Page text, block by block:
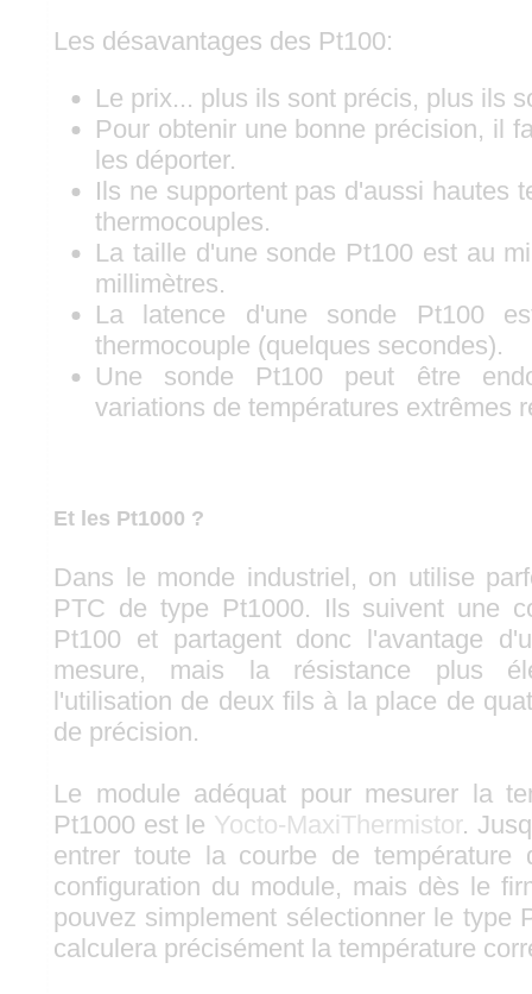
Les désavantages des Pt100:
Le prix... plus ils sont précis, plus ils
Pour obtenir une bonne précision, il
les déporter.
Ils ne supportent pas d'aussi hautes
thermocouples.
La taille d'une sonde Pt100 est au
millimètres.
La latence d'une sonde Pt100
thermocouple (quelques secondes).
Une sonde Pt100 peut être
variations de températures extrêmes
Et les Pt1000 ?
Dans le monde industriel, on utilise
PTC de type Pt1000. Ils suivent une
Pt100 et partagent donc l'avantage
mesure, mais la résistance plus
l'utilisation de deux fils à la place de
de précision.
Le module adéquat pour mesurer la
Pt1000 est le Yocto-MaxiThermistor.
entrer toute la courbe de température
configuration du module, mais dès le
pouvez simplement sélectionner le type
calculera précisément la température